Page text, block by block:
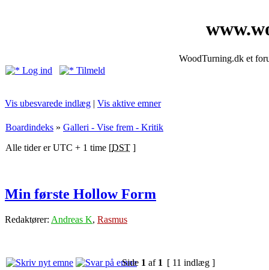
WoodTurning.dk et
Log ind
Tilmeld
Vis ubesvarede indlæg | Vis aktive emner
Boardindeks » Galleri - Vise frem - Kritik
Alle tider er UTC + 1 time [DST ]
Min første Hollow Form
Redaktører: Andreas K, Rasmus
Side 1 af 1 [ 11 indlæg ]